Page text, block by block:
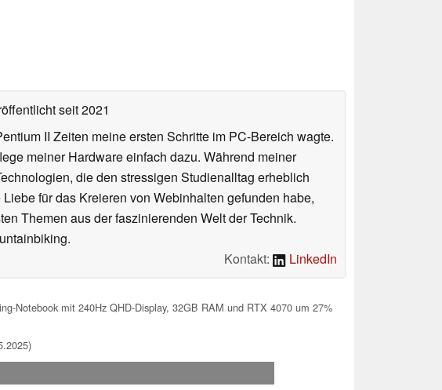
seit 2021
II Zeiten meine ersten Schritte im PC-Bereich wagte.
meiner Hardware einfach dazu. Während meiner
die den stressigen Studienalltag erheblich
für das Kreieren von Webinhalten gefunden habe,
Themen aus der faszinierenden Welt der Technik.
Kontakt:
LinkedIn
Notebook mit 240Hz QHD-Display, 32GB RAM und RTX 4070 um 27%